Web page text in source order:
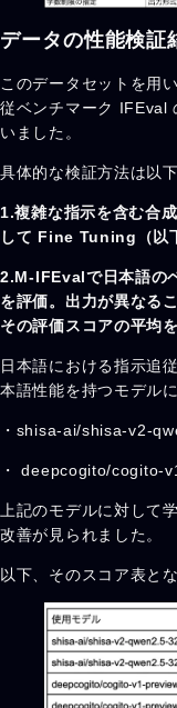
データの性能検証
このデータセットを用
従ベンチマーク IFEval
いました。
具体的な検証方法は以
1.複雑な指示を含む合
して Fine Tuning（以
2.M-IFEvalで日本語の
を評価。出力が異なる
その評価スコアの平均を
日本語における指示追
本語性能を持つモデル
・shisa-ai/shisa-v2-
・ deepcogito/cogito-
上記のモデルに対して
改善が見られました。
以下、そのスコア表とな